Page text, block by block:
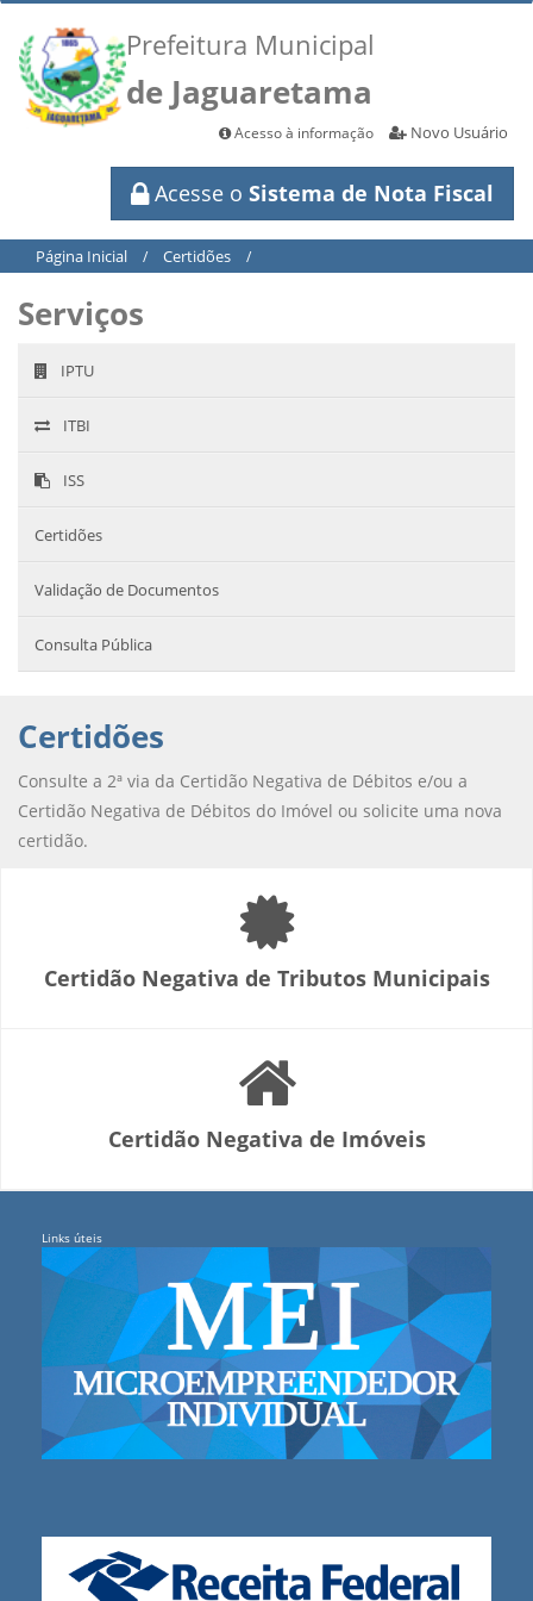
Prefeitura Municipal
de Jaguaretama
Acesso à informação Novo Usuário
Acesse o Sistema de Nota Fiscal
Página Inicial / Certidões /
Serviços
IPTU
ITBI
ISS
Certidões
Validação de Documentos
Consulta Pública
Certidões
Consulte a 2ª via da Certidão Negativa de Débitos e/ou a
Certidão Negativa de Débitos do Imóvel ou solicite uma nova
certidão.
Certidão Negativa de Tributos Municipais
Certidão Negativa de Imóveis
Links úteis